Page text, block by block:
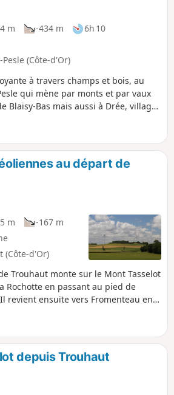
m -434 m
6h 10
(Côte-d'Or)
à travers champs et bois, au
qui mène par monts et par vaux
Blaisy-Bas mais aussi à Drée, village
avec les pierres de l'ancien château.
au départ de
m
-167 m
(Côte-d'Or)
Trouhaut monte sur le Mont Tasselot
Rochotte en passant au pied de
revient ensuite vers Fromenteau en
N.B. Il est possible également de
sans passer par Trouhaut, par
de Fromenteau.
depuis Trouhaut